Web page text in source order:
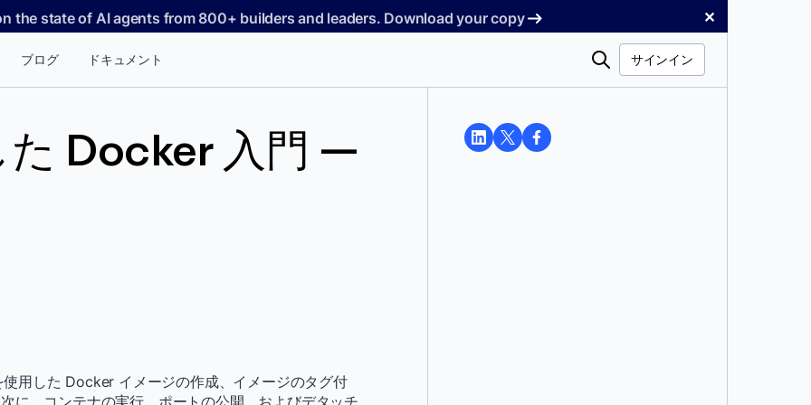
the state of AI agents from 800+ builders and leaders. Download your copy ✕
ブログ ドキュメント
検
サインイン
Docker 入門 —
用した Docker イメージの作成、イメージのタグ付
に、コンテナの実行、ポートの公開、およびデタッチ